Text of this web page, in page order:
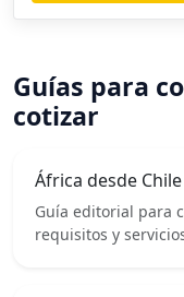
Guías para
cotizar
África desde
Guía editorial para
requisitos y